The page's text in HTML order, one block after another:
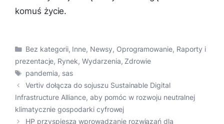
komuś życie.
Kategorie
Bez kategorii, Inne, Newsy, Oprogramowanie, Raporty i
prezentacje, Rynek,Wydarzenia, Zdrowie
Tagi
pandemia, sas
Vertiv dołącza do sojuszu Sustainable Digital
Infrastructure Alliance, aby pomóc w rozwoju neutralnej
klimatycznie gospodarki cyfrowej
HP przyspiesza wprowadzanie rozwiązań dla